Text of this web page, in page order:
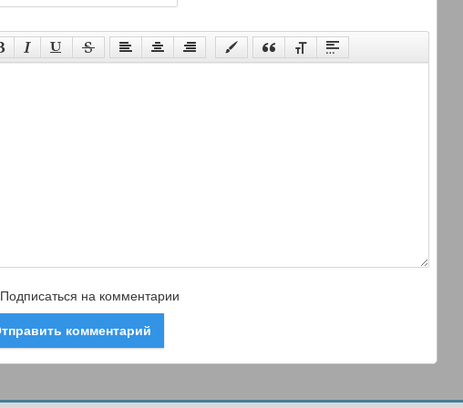
на комментарии
комментарий